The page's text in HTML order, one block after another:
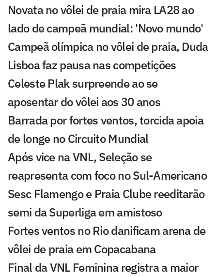
Novata no vôlei de praia mira LA28 ao
lado de campeã mundial: 'Novo mundo'
Campeã olímpica no vôlei de praia, Duda
Lisboa faz pausa nas competições
Celeste Plak surpreende ao se
aposentar do vôlei aos 30 anos
Barrada por fortes ventos, torcida apoia
de longe no Circuito Mundial
Após vice na VNL, Seleção se
reapresenta com foco no Sul-Americano
Sesc Flamengo e Praia Clube reeditarão
semi da Superliga em amistoso
Fortes ventos no Rio danificam arena de
vôlei de praia em Copacabana
Final da VNL Feminina registra a maior